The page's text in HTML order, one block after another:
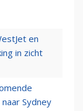
en
in zicht
Sydney